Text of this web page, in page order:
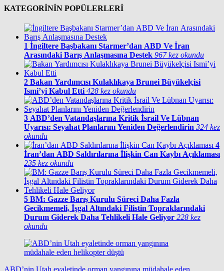
KATEGORİNİN POPÜLERLERİ
1 İngiltere Başbakanı Starmer’dan ABD Ve İran
Arasındaki Barış Anlaşmasına Destek 967 kez okundu
2 Bakan Yardımcısı Kulaklıkaya Brunei Büyükelçisi
Ismi’yi Kabul Etti 428 kez okundu
3 ABD’den Vatandaşlarına Kritik İsrail Ve Lübnan
Uyarısı: Seyahat Planlarını Yeniden Değerlendirin 324 kez
okundu
4
İran’dan ABD Saldırılarına İlişkin Can Kaybı Açıklaması
235 kez okundu
5 BM: Gazze Barış Kurulu Süreci Daha Fazla
Gecikmemeli, İşgal Altındaki Filistin Topraklarındaki
Durum Giderek Daha Tehlikeli Hale Geliyor 228 kez
okundu